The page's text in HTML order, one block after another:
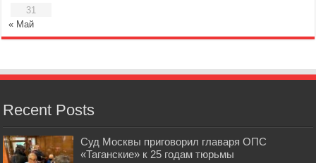
31
« Май
Recent Posts
Суд Москвы приговорил главаря ОПС
«Таганские» к 25 годам тюрьмы